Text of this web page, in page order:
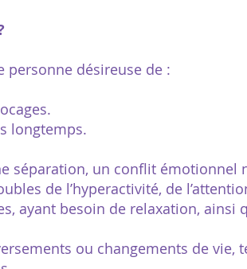
personne désireuse de :
longtemps.
séparation, un conflit émotionnel
de l’hyperactivité, de
ayant besoin de relaxation, ainsi
ou changements de vie,